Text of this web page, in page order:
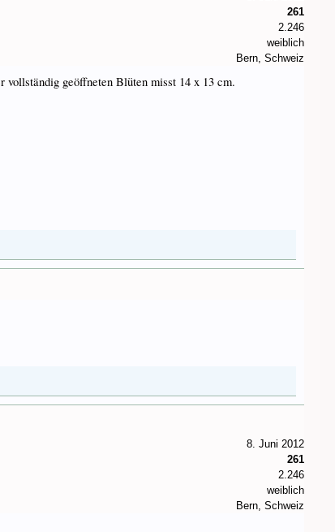
261
2.246
weiblich
Bern, Schweiz
geöffneten Blüten misst 14 x 13 cm.
8. Juni 2012
261
2.246
weiblich
Bern, Schweiz